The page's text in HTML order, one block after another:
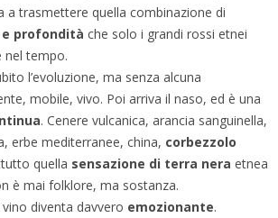
a trasmettere quella combinazione di
profondità che solo i grandi rossi etnei
nel tempo.
l’evoluzione, ma senza alcuna
mobile, vivo. Poi arriva il naso, ed è una
. Cenere vulcanica, arancia sanguinella,
erbe mediterranee, china, corbezzolo
quella sensazione di terra nera etnea
è mai folklore, ma sostanza.
diventa davvero emozionante.